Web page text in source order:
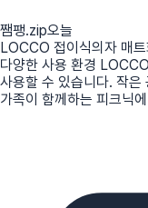
쨈팽.zip오늘
LOCCO 접이식의자 매트
다양한 사용 환경
사용할 수 있습니다. 작은
가족이 함께하는 피크닉